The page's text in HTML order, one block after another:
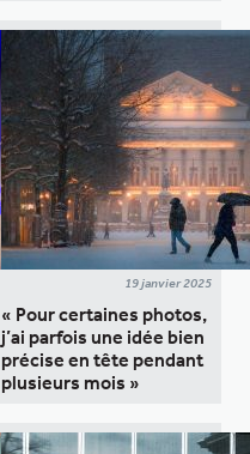
19 janvier 2025
« Pour certaines photos,
j’ai parfois une idée bien
précise en tête pendant
plusieurs mois »